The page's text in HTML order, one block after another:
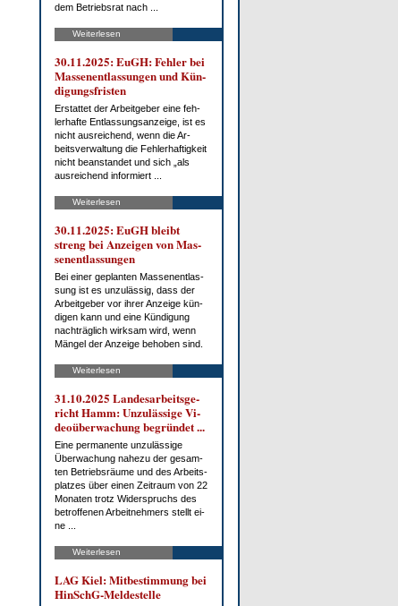
dem Be­triebs­rat nach ...
Weiterlesen
30.11.2025: EuGH: Feh­ler bei
Mas­sen­ent­las­sun­gen und Kün­
di­gungs­fris­ten
Er­stat­tet der Ar­beit­ge­ber ei­ne feh­
ler­haf­te Ent­las­sungs­an­zei­ge, ist es
nicht aus­rei­chend, wenn die Ar­
beits­ver­wal­tung die Feh­ler­haf­tig­keit
nicht be­an­stan­det und sich „als
aus­rei­chend in­for­miert ...
Weiterlesen
30.11.2025: EuGH bleibt
streng bei An­zei­gen von Mas­
sen­ent­las­sun­gen
Bei ei­ner ge­plan­ten Mas­sen­ent­las­
sung ist es un­zu­läs­sig, dass der
Ar­beit­ge­ber vor ih­rer An­zei­ge kün­
di­gen kann und ei­ne Kün­di­gung
nach­träg­lich wirk­sam wird, wenn
Män­gel der An­zei­ge be­ho­ben sind.
Weiterlesen
31.10.2025 Lan­des­ar­beits­ge­
richt Hamm: Un­zu­läs­si­ge Vi­
deo­über­wa­chung be­grün­det ...
Ei­ne per­ma­nen­te un­zu­läs­si­ge
Über­wa­chung na­he­zu der ge­sam­
ten Be­triebs­räu­me und des Ar­beits­
plat­zes über ei­nen Zeit­raum von 22
Mo­na­ten trotz Wi­der­spruchs des
be­trof­fe­nen Ar­beit­neh­mers stellt ei­
ne ...
Weiterlesen
LAG Kiel: Mit­be­stim­mung bei
HinSchG-Mel­de­stel­le